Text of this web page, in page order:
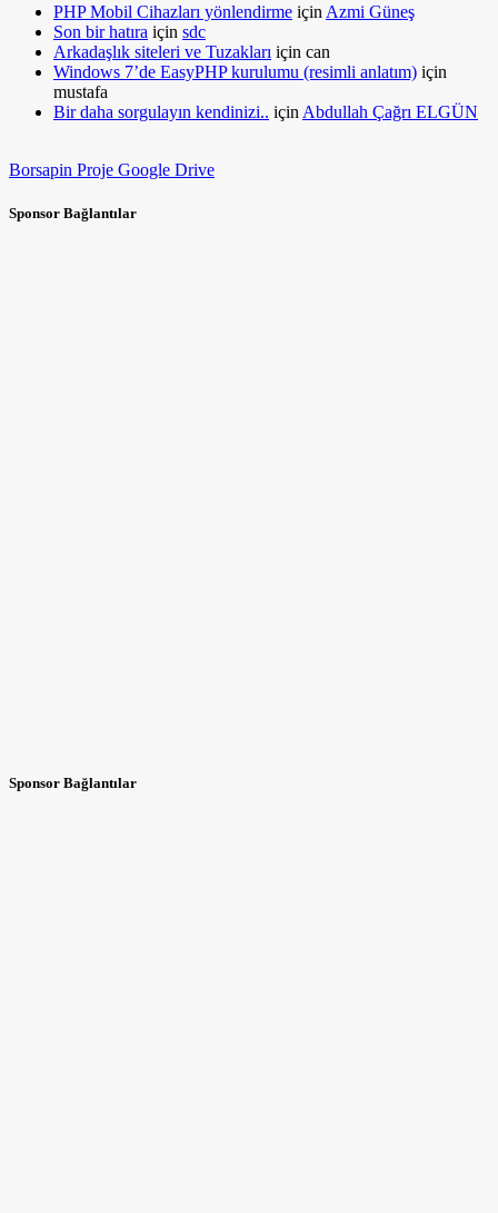
PHP Mobil Cihazları yönlendirme için Azmi Güneş
Son bir hatıra için sdc
Arkadaşlık siteleri ve Tuzakları için can
Windows 7’de EasyPHP kurulumu (resimli anlatım) için
mustafa
Bir daha sorgulayın kendinizi.. için Abdullah Çağrı ELGÜN
Borsapin Proje Google Drive
Sponsor Bağlantılar
Sponsor Bağlantılar